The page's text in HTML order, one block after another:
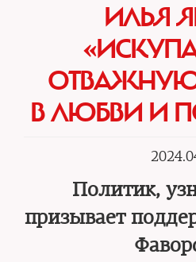
ИЛЬЯ
В ЛЮБВИ И
Политик,
призывает